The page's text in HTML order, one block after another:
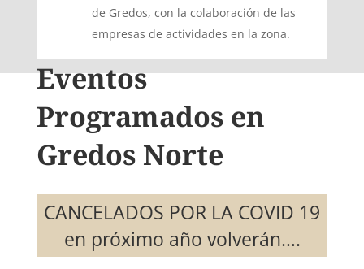
de Gredos, con la colaboración de las
empresas de actividades en la zona.
Eventos
Programados en
Gredos Norte
CANCELADOS POR LA COVID 19
en próximo año volverán….